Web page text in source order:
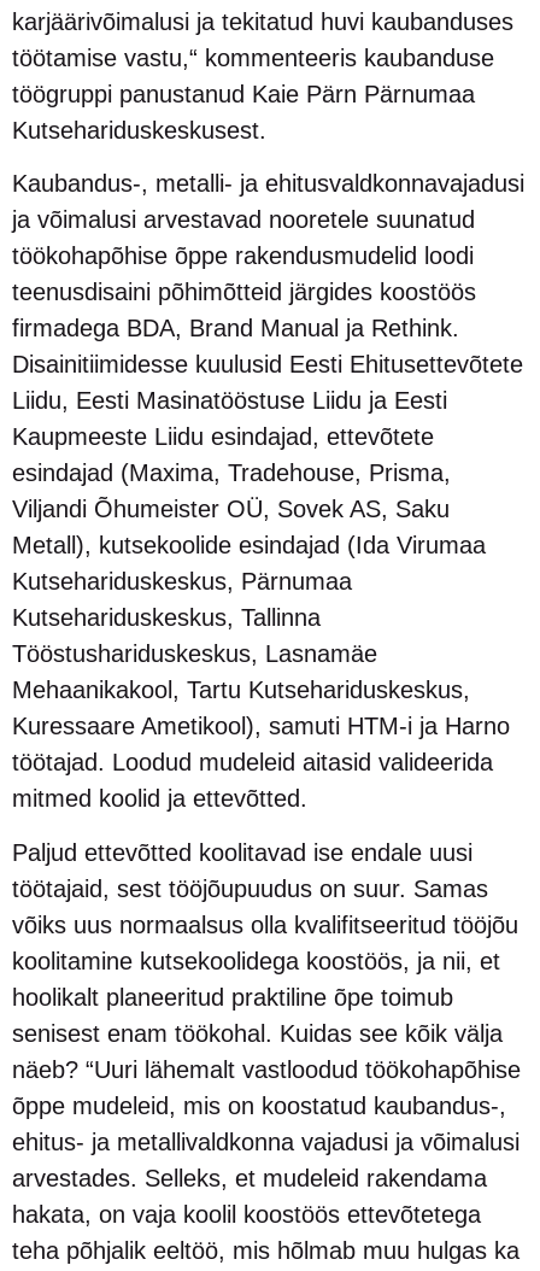
karjäärivõimalusi ja tekitatud huvi kaubanduses
töötamise vastu,“ kommenteeris kaubanduse
töögruppi panustanud Kaie Pärn Pärnumaa
Kutsehariduskeskusest.
Kaubandus-, metalli- ja ehitusvaldkonnavajadusi
ja võimalusi arvestavad nooretele suunatud
töökohapõhise õppe rakendusmudelid loodi
teenusdisaini põhimõtteid järgides koostöös
firmadega BDA, Brand Manual ja Rethink.
Disainitiimidesse kuulusid Eesti Ehitusettevõtete
Liidu, Eesti Masinatööstuse Liidu ja Eesti
Kaupmeeste Liidu esindajad, ettevõtete
esindajad (Maxima, Tradehouse, Prisma,
Viljandi Õhumeister OÜ, Sovek AS, Saku
Metall), kutsekoolide esindajad (Ida Virumaa
Kutsehariduskeskus, Pärnumaa
Kutsehariduskeskus, Tallinna
Tööstushariduskeskus, Lasnamäe
Mehaanikakool, Tartu Kutsehariduskeskus,
Kuressaare Ametikool), samuti HTM-i ja Harno
töötajad. Loodud mudeleid aitasid valideerida
mitmed koolid ja ettevõtted.
Paljud ettevõtted koolitavad ise endale uusi
töötajaid, sest tööjõupuudus on suur. Samas
võiks uus normaalsus olla kvalifitseeritud tööjõu
koolitamine kutsekoolidega koostöös, ja nii, et
hoolikalt planeeritud praktiline õpe toimub
senisest enam töökohal. Kuidas see kõik välja
näeb? “Uuri lähemalt vastloodud töökohapõhise
õppe mudeleid, mis on koostatud kaubandus-,
ehitus- ja metallivaldkonna vajadusi ja võimalusi
arvestades. Selleks, et mudeleid rakendama
hakata, on vaja koolil koostöös ettevõtetega
teha põhjalik eeltöö, mis hõlmab muu hulgas ka